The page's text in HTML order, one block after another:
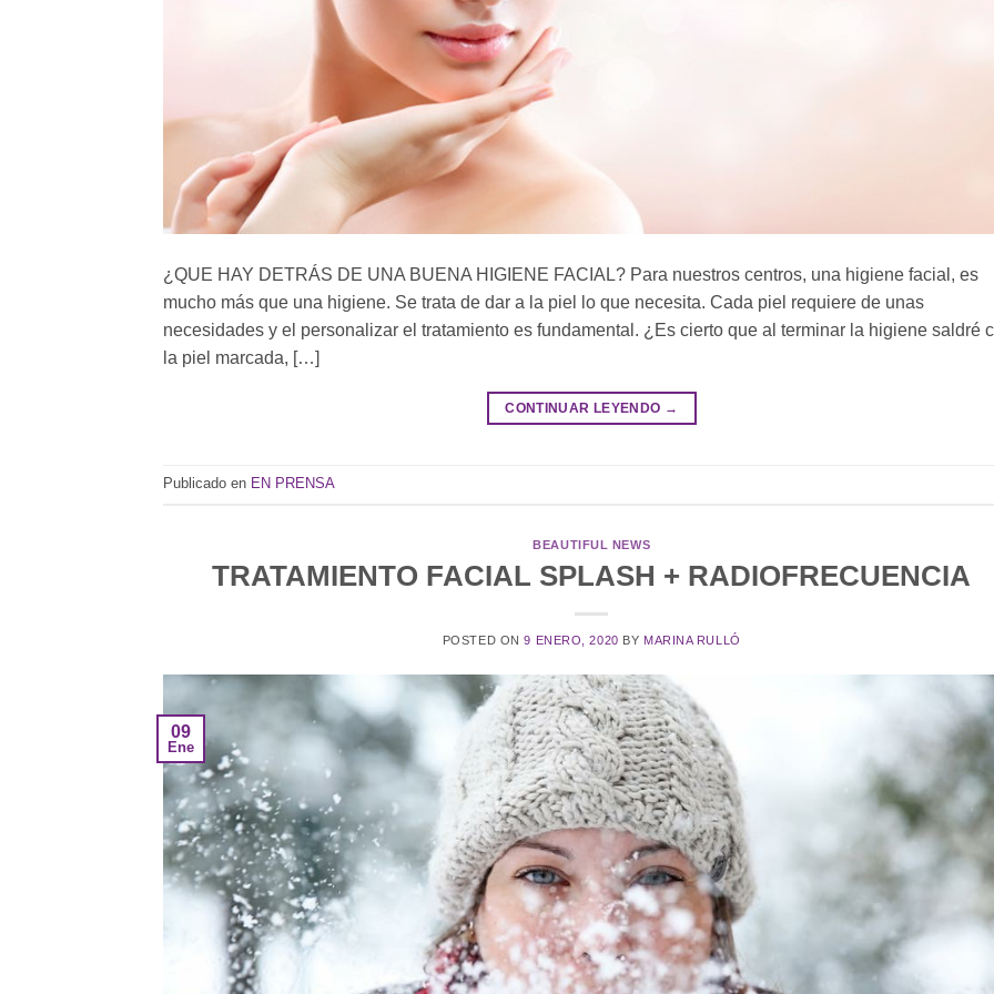
¿QUE HAY DETRÁS DE UNA BUENA HIGIENE FACIAL? Para nuestros centros, una higiene facial, es
mucho más que una higiene. Se trata de dar a la piel lo que necesita. Cada piel requiere de unas
necesidades y el personalizar el tratamiento es fundamental. ¿Es cierto que al terminar la higiene saldré
la piel marcada, […]
CONTINUAR LEYENDO →
Publicado en EN PRENSA
BEAUTIFUL NEWS
TRATAMIENTO FACIAL SPLASH + RADIOFRECUENCIA
POSTED ON9 ENERO, 2020 BY MARINA RULLÓ
09
Ene